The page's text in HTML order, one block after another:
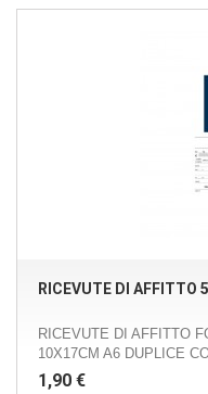
RICEVUTE DI AFFITTO
RICEVUTE DI AFFITTO
10X17CM A6 DUPLICE
1,90 €